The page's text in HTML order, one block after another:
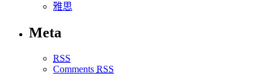
雅思
Meta
RSS
Comments RSS